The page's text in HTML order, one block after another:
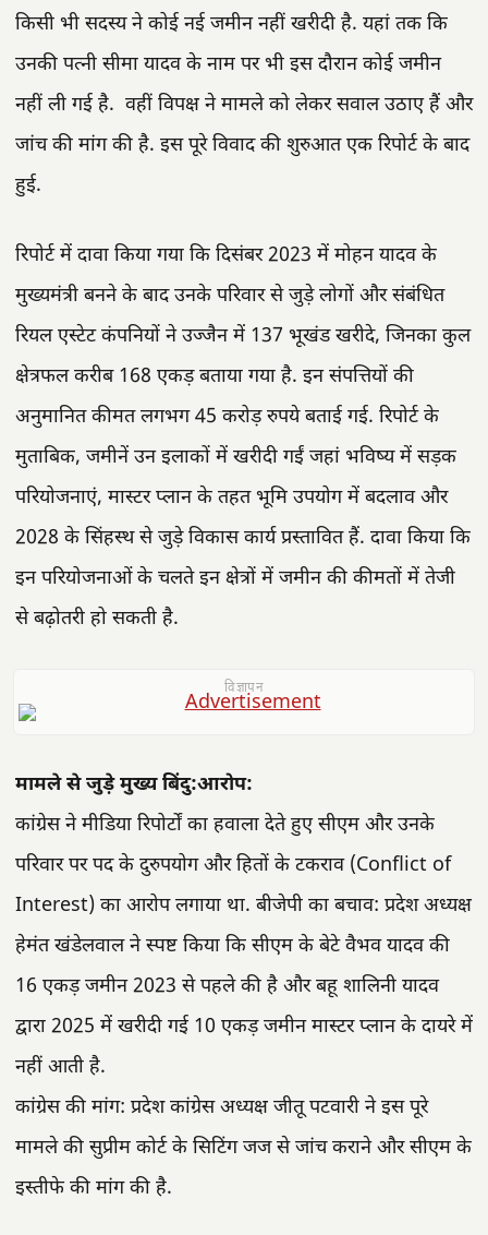
किसी भी सदस्य ने कोई नई जमीन नहीं खरीदी है. यहां तक कि
उनकी पत्नी सीमा यादव के नाम पर भी इस दौरान कोई जमीन
नहीं ली गई है. वहीं विपक्ष ने मामले को लेकर सवाल उठाए हैं और
जांच की मांग की है. इस पूरे विवाद की शुरुआत एक रिपोर्ट के बाद
हुई.
रिपोर्ट में दावा किया गया कि दिसंबर 2023 में मोहन यादव के
मुख्यमंत्री बनने के बाद उनके परिवार से जुड़े लोगों और संबंधित
रियल एस्टेट कंपनियों ने उज्जैन में 137 भूखंड खरीदे, जिनका कुल
क्षेत्रफल करीब 168 एकड़ बताया गया है. इन संपत्तियों की
अनुमानित कीमत लगभग 45 करोड़ रुपये बताई गई. रिपोर्ट के
मुताबिक, जमीनें उन इलाकों में खरीदी गईं जहां भविष्य में सड़क
परियोजनाएं, मास्टर प्लान के तहत भूमि उपयोग में बदलाव और
2028 के सिंहस्थ से जुड़े विकास कार्य प्रस्तावित हैं. दावा किया कि
इन परियोजनाओं के चलते इन क्षेत्रों में जमीन की कीमतों में तेजी
से बढ़ोतरी हो सकती है.
विज्ञापन
मामले से जुड़े मुख्य बिंदु:आरोप:
कांग्रेस ने मीडिया रिपोर्टों का हवाला देते हुए सीएम और उनके
परिवार पर पद के दुरुपयोग और हितों के टकराव (Conflict of
Interest) का आरोप लगाया था. बीजेपी का बचाव: प्रदेश अध्यक्ष
हेमंत खंडेलवाल ने स्पष्ट किया कि सीएम के बेटे वैभव यादव की
16 एकड़ जमीन 2023 से पहले की है और बहू शालिनी यादव
द्वारा 2025 में खरीदी गई 10 एकड़ जमीन मास्टर प्लान के दायरे में
नहीं आती है.
कांग्रेस की मांग: प्रदेश कांग्रेस अध्यक्ष जीतू पटवारी ने इस पूरे
मामले की सुप्रीम कोर्ट के सिटिंग जज से जांच कराने और सीएम के
इस्तीफे की मांग की है.